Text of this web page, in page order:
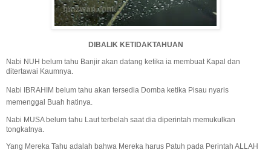
DIBALIK KETIDAKTAHUAN
Nabi NUH belum tahu Banjir akan datang ketika ia membuat Kapal dan
ditertawai Kaumnya.
Nabi IBRAHIM belum tahu akan tersedia Domba ketika Pisau nyaris
memenggal Buah hatinya.
Nabi MUSA belum tahu Laut terbelah saat dia diperintah memukulkan
tongkatnya.
Yang Mereka Tahu adalah bahwa Mereka harus Patuh pada Perintah ALLAH